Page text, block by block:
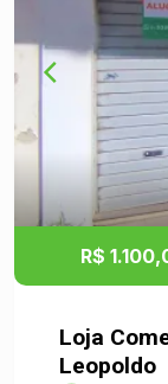
seu negócio!
R$
Loja
Leopoldo